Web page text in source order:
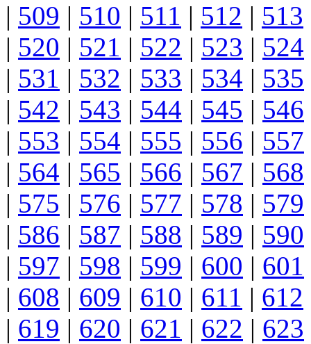
| 509 | 510 | 511 | 512 | 513
| 520 | 521 | 522 | 523 | 524
| 531 | 532 | 533 | 534 | 535
| 542 | 543 | 544 | 545 | 546
| 553 | 554 | 555 | 556 | 557
| 564 | 565 | 566 | 567 | 568
| 575 | 576 | 577 | 578 | 579
| 586 | 587 | 588 | 589 | 590
| 597 | 598 | 599 | 600 | 601
| 608 | 609 | 610 | 611 | 612
| 619 | 620 | 621 | 622 | 623